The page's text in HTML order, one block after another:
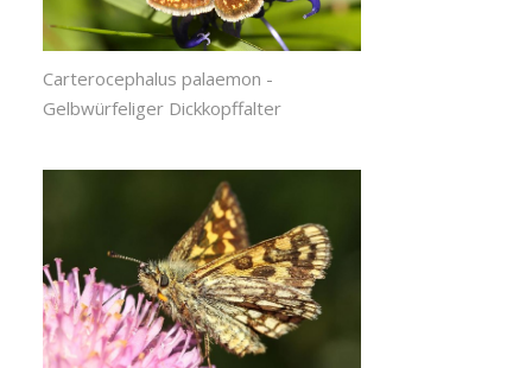
Carterocephalus palaemon -
Gelbwürfeliger Dickkopffalter